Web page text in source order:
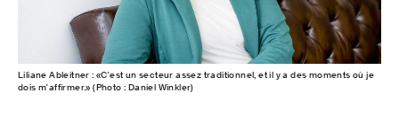
Liliane Ableitner : «C'est un secteur assez traditionnel, et il y a des moments où je
dois m'affirmer.» (Photo : Daniel Winkler)